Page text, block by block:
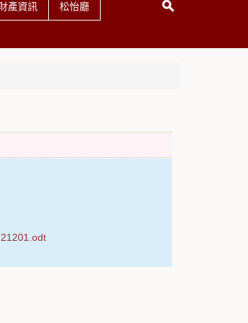
產資訊 松怡廳